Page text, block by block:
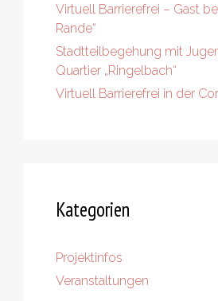
Virtuell Barrierefrei – Gast
Rande“
Stadtteilbegehung mit
Quartier „Ringelbach“
Virtuell Barrierefrei in der
Kategorien
Projektinfos
Veranstaltungen